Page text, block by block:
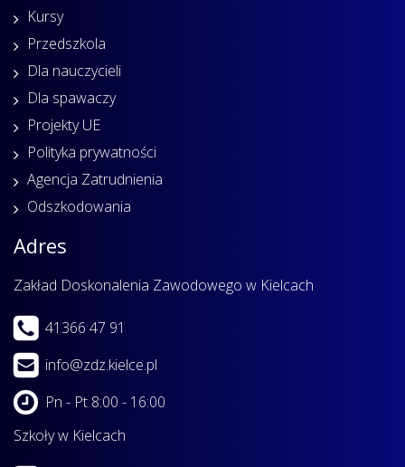
Kursy
Przedszkola
Dla nauczycieli
Dla spawaczy
Projekty UE
Polityka prywatności
Agencja Zatrudnienia
Odszkodowania
Adres
Zakład Doskonalenia Zawodowego w Kielcach
41366 47 91
info@zdz.kielce.pl
Pn - Pt 8:00 - 16:00
Szkoły w Kielcach